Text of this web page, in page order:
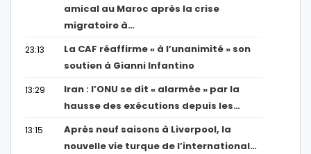
amical au Maroc après la crise
migratoire à…
23:13
La CAF réaffirme « à l’unanimité » son
soutien à Gianni Infantino
13:29
Iran : l’ONU se dit « alarmée » par la
hausse des exécutions depuis les…
13:15
Après neuf saisons à Liverpool, la
nouvelle vie turque de l’international…